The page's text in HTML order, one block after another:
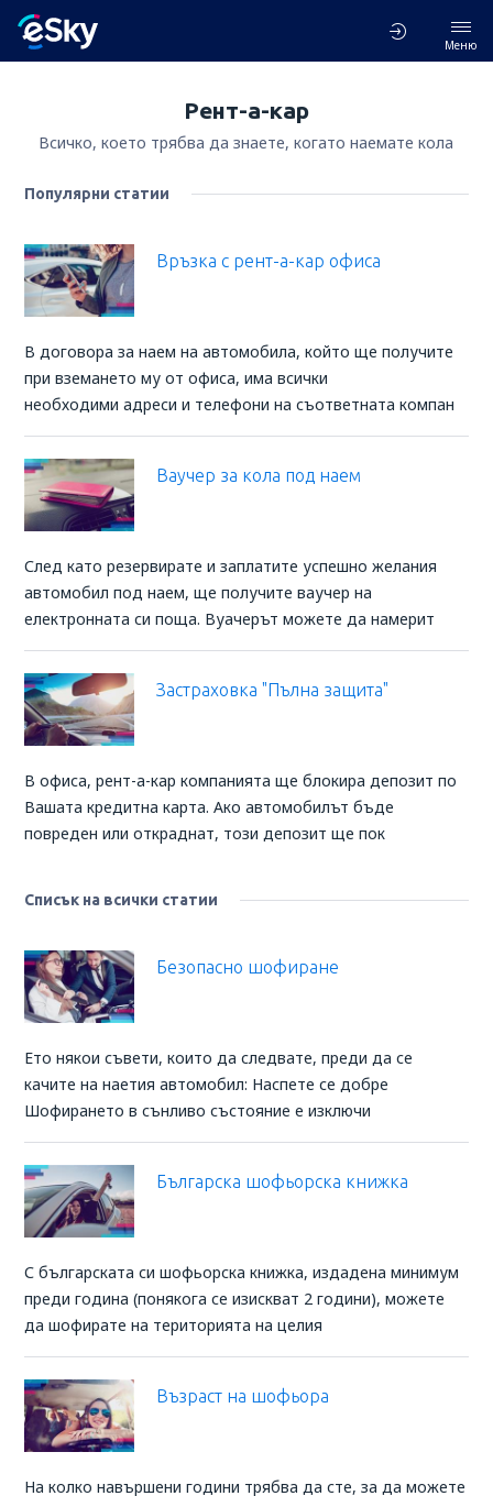
Меню
Рент-а-кар
Всичко, което трябва да знаете, когато наемате кола
Популярни статии
Връзка с рент-а-кар офиса
В договора за наем на автомобила, който ще получите
при вземането му от офиса, има всички
необходими адреси и телефони на съответната компан
Ваучер за кола под наем
След като резервирате и заплатите успешно желания
автомобил под наем, ще получите ваучер на
електронната си поща. Вуачерът можете да намерит
Застраховка "Пълна защита"
В офиса, рент-а-кар компанията ще блокира депозит по
Вашата кредитна карта. Ако автомобилът бъде
повреден или откраднат, този депозит ще пок
Списък на всички статии
Безопасно шофиране
Ето някои съвети, които да следвате, преди да се
качите на наетия автомобил: Наспете се добре
Шофирането в сънливо състояние е изключи
Българска шофьорска книжка
С българската си шофьорска книжка, издадена минимум
преди година (понякога се изискват 2 години), можете
да шофирате на територията на целия
Възраст на шофьора
На колко навършени години трябва да сте, за да можете